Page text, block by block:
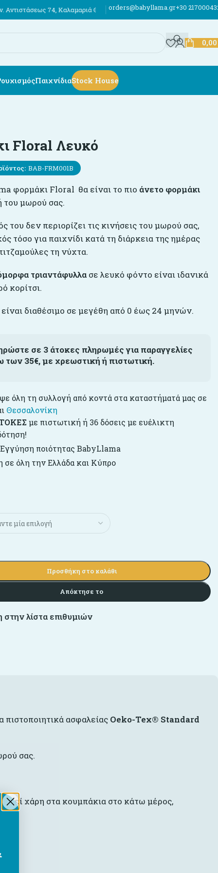
74, Καλαμαριά Θεσσαλονίκης Έως 12 άτοκες δόσεις Αποστολές σε
orders@babyllama.gr+30
ΠαιχνίδιαStock House
Floral Λευκό
BAB-FRM001B
φορμάκι Floral θα είναι το πιο άνετο φορμάκι
του μωρού σας.
του δεν περιορίζει τις κινήσεις του μωρού σας,
τόσο για παιχνίδι κατά τη διάρκεια της ημέρας
τη νύχτα.
τριαντάφυλλασε λευκό φόντο είναι ιδανικά
κορίτσι.
διαθέσιμο σε μεγέθη από 0 έως 24 μηνών.
σε 3 άτοκες πληρωμές για παραγγελίες
των 35€, με χρεωστική ή πιστωτική.
όλη τη συλλογή από κοντά στα καταστήματά μας σε
Θεσσαλονίκη
με πιστωτική ή 36 δόσεις με ευέλικτη
ποιότητας BabyLlama
σε όλη την Ελλάδα και Κύπρο
Προσθήκη στο καλάθι
Απόκτησε το
λίστα επιθυμιών
πιστοποιητικά ασφαλείας Oeko-Tex® Standard
σας.
χάρη στα κουμπάκια στο κάτω μέρος,